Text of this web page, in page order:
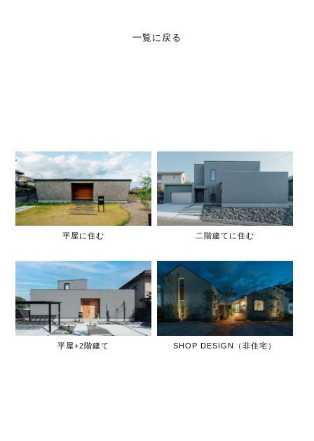
一覧に戻る
平屋に住む 二階建てに住む
平屋+2階建て SHOP DESIGN（非住宅）